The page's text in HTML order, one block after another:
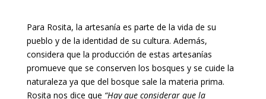
Para Rosita, la artesanía es parte de la vida de su
pueblo y de la identidad de su cultura. Además,
considera que la producción de estas artesanías
promueve que se conserven los bosques y se cuide la
naturaleza ya que del bosque sale la materia prima.
Rosita nos dice que “Hay que considerar que la